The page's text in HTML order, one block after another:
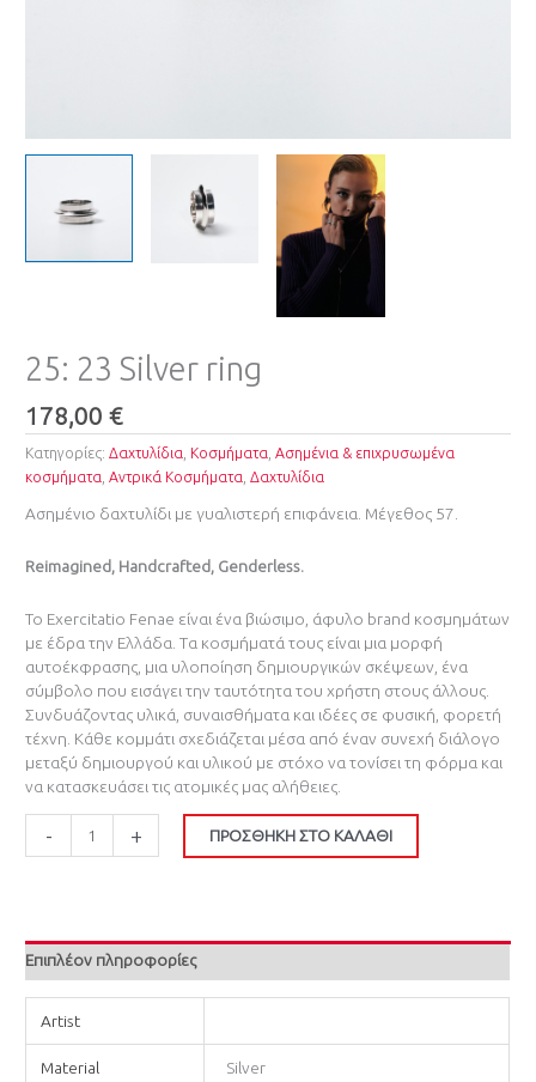
25: 23 Silver ring
178,00€
Κατηγορίες:Δαχτυλίδια Κοσμήματα ,Ασημένια & επιχρυσωμένα
κοσμήματα ,Αντρικά Κοσμήματα ,Δαχτυλίδια
Ασημένιο δαχτυλίδι με γυαλιστερή επιφάνεια. Μέγεθος 57.
Reimagined, Handcrafted, Genderless.
Το Exercitatio Fenae είναι ένα βιώσιμο, άφυλο brand κοσμημάτων
με έδρα την Ελλάδα. Τα κοσμήματά τους είναι μια μορφή
αυτοέκφρασης, μια υλοποίηση δημιουργικών σκέψεων, ένα
σύμβολο που εισάγει την ταυτότητα του χρήστη στους άλλους.
Συνδυάζοντας υλικά, συναισθήματα και ιδέες σε φυσική, φορετή
τέχνη. Κάθε κομμάτι σχεδιάζεται μέσα από έναν συνεχή διάλογο
μεταξύ δημιουργού και υλικού με στόχο να τονίσει τη φόρμα και
να κατασκευάσει τις ατομικές μας αλήθειες.
- + ΠΡΟΣΘΉΚΗ ΣΤΟ ΚΑΛΆΘΙ
Επιπλέον πληροφορίες
Artist
Material Silver